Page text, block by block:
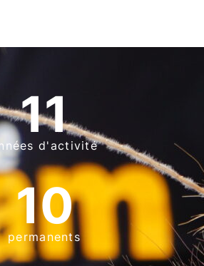
d'activité
11
permanents
10